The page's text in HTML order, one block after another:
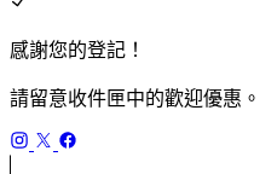
感謝您的登記！
請留意收件匣中的歡迎優惠。